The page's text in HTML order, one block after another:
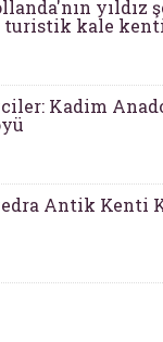
turistik kale
Kadim
Antik Kenti